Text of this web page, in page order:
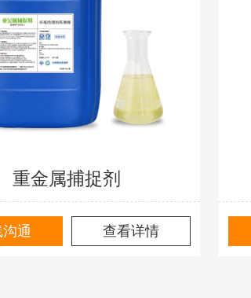
重金属捕捉剂
通 查看详情